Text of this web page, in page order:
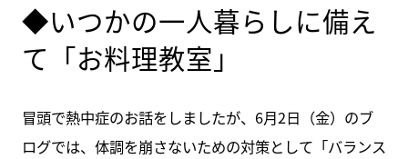
◆いつかの一人暮らしに備え
て「お料理教室」
冒頭で熱中症のお話をしましたが、6月2日（金）のブ
ログでは、体調を崩さないための対策として「バランス